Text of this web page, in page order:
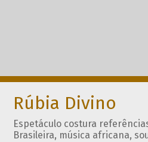
Rúbia Divino
Espetáculo costura
Brasileira, música africana,